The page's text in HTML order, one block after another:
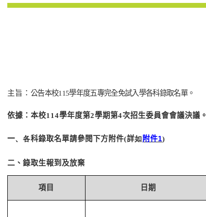
主旨： 公告本校115學年度五專完全免試入學各科錄取名單。
依據：本校114學年度第2學期第4次招生委員會會議決議。
一、 各科錄取名單請參閱下方附件(詳如 附件1)
二、錄取生報到及放棄
項目 日期